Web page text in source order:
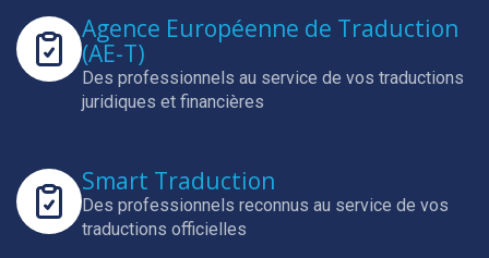
Agence Européenne de Traduction
(AE-T)
Des professionnels au service de vos traductions
juridiques et financières
Smart Traduction
Des professionnels reconnus au service de vos
traductions officielles